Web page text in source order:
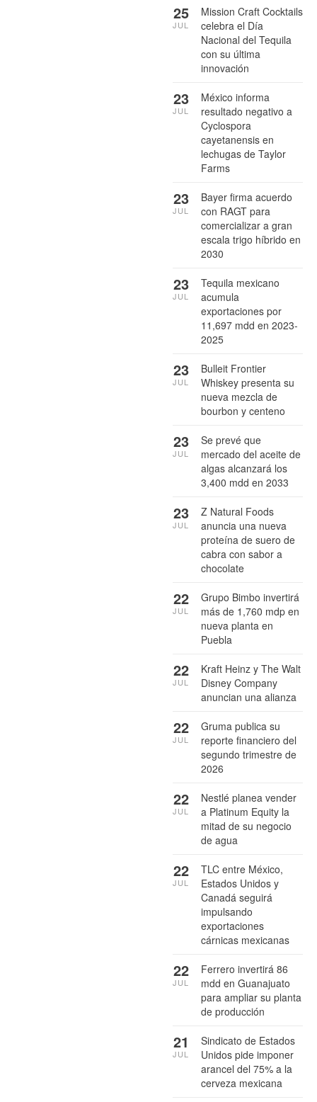
Mission Craft Cocktails
celebra el Día
Nacional del Tequila
con su última
innovación
25
JUL
México informa
resultado negativo a
Cyclospora
cayetanensis en
lechugas de Taylor
Farms
23
JUL
Bayer firma acuerdo
con RAGT para
comercializar a gran
escala trigo híbrido en
2030
23
JUL
Tequila mexicano
acumula
exportaciones por
11,697 mdd en 2023-
2025
23
JUL
Bulleit Frontier
Whiskey presenta su
nueva mezcla de
bourbon y centeno
23
JUL
Se prevé que
mercado del aceite de
algas alcanzará los
3,400 mdd en 2033
23
JUL
Z Natural Foods
anuncia una nueva
proteína de suero de
cabra con sabor a
chocolate
23
JUL
Grupo Bimbo invertirá
más de 1,760 mdp en
nueva planta en
Puebla
22
JUL
Kraft Heinz y The Walt
Disney Company
anuncian una alianza
22
JUL
Gruma publica su
reporte financiero del
segundo trimestre de
2026
22
JUL
Nestlé planea vender
a Platinum Equity la
mitad de su negocio
de agua
22
JUL
TLC entre México,
Estados Unidos y
Canadá seguirá
impulsando
exportaciones
cárnicas mexicanas
22
JUL
Ferrero invertirá 86
mdd en Guanajuato
para ampliar su planta
de producción
22
JUL
Sindicato de Estados
Unidos pide imponer
arancel del 75% a la
cerveza mexicana
21
JUL